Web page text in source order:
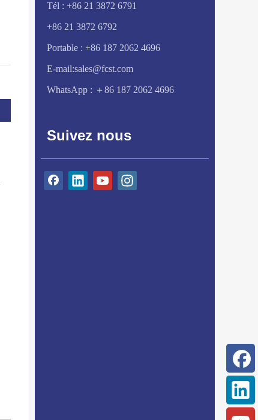
Tél : +86 21 3872 6791
+86 21 3872 6792
Portable : +86 187 2062 4696
E-mail:sales@fcst.com
WhatsApp : ＋86 187 2062 4696
Suivez nous